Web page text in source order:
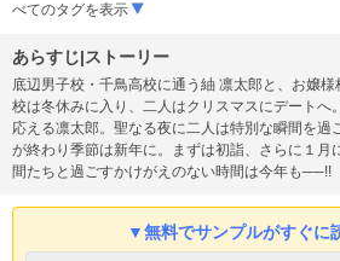
べてのタグを表示
あらすじ|ストーリー
底辺男子校・千鳥高校に通う紬 凛太郎と、お嬢
校は冬休みに入り、二人はクリスマスにデートへ
応える凛太郎。聖なる夜に二人は特別な瞬間を
が終わり季節は新年に。まずは初詣、さらに１月
間たちと過ごすかけがえのない時間は今年も──!!
▼無料でサンプルがすぐに